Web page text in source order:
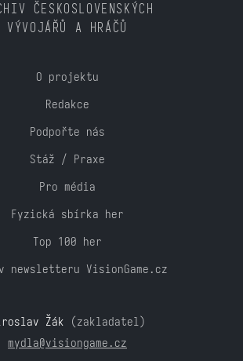
ČESKOSLOVENSKÝCH
VÝVOJÁŘŮ A HRÁČŮ
O projektu
Redakce
Podpořte nás
Stáž / Praxe
Pro média
Fyzická sbírka her
Top 100 her
newsletteru VisionGame.cz
Žák (zakladatel)
mydla@visiongame.cz